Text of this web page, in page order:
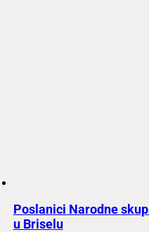
Poslanici Narodne
u Briselu